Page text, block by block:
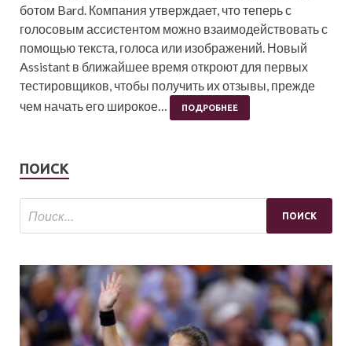
ботом Bard. Компания утверждает, что теперь с
голосовым ассистентом можно взаимодействовать с
помощью текста, голоса или изображений. Новый
Assistant в ближайшее время откроют для первых
тестировщиков, чтобы получить их отзывы, прежде
чем начать его широкое…
ПОДРОБНЕЕ
ПОИСК